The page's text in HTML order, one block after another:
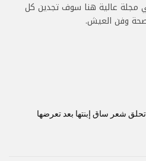
مجلة عالية هنا سوف تجدين كل
وفن العيش.
شعر ساق إبنتها بعد تعرضها